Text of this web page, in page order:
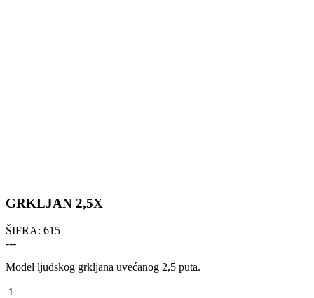
GRKLJAN 2,5X
ŠIFRA: 615
---
Model ljudskog grkljana uvećanog 2,5 puta.